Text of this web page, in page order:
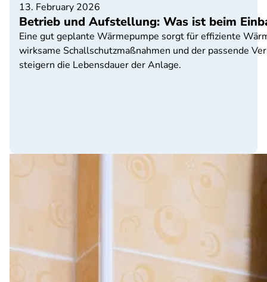
13. February 2026
Betrieb und Aufstellung: Was ist beim
Eine gut geplante Wärmepumpe sorgt für effiziente
wirksame Schallschutzmaßnahmen und der passende
steigern die Lebensdauer der Anlage.